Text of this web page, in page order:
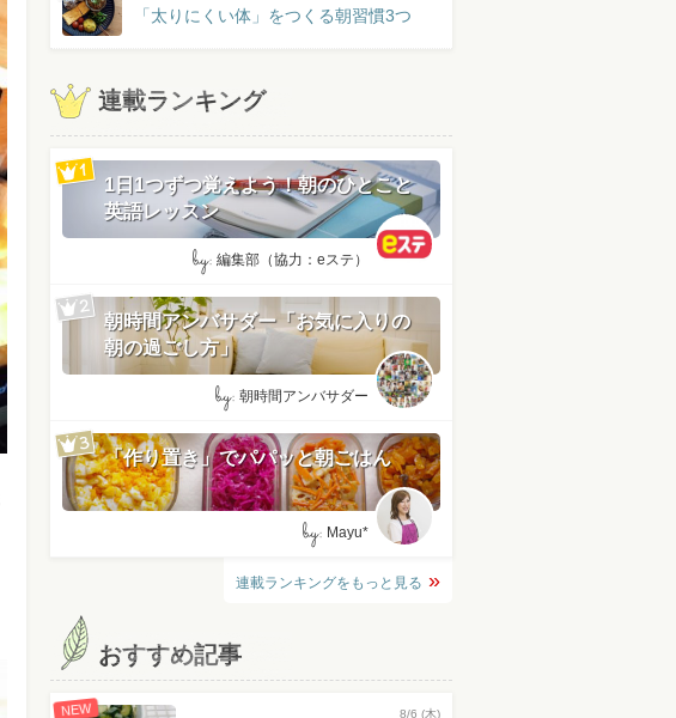
「太りにくい体」をつくる朝習慣3つ
連載ランキング
1日1つずつ覚えよう！朝のひとこと
英語レッスン
by: 編集部（協力：eステ）
朝時間アンバサダー「お気に入りの
朝の過ごし方」
by: 朝時間アンバサダー
「作り置き」でパパッと朝ごはん
by: Mayu*
連載ランキングをもっと見る
おすすめ記事
NEW 8/6 (木)